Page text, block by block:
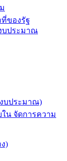
ของรัฐ
)
บประมาณ
บประมาณ)
น จัดการความ
หวัดชลบุรี |